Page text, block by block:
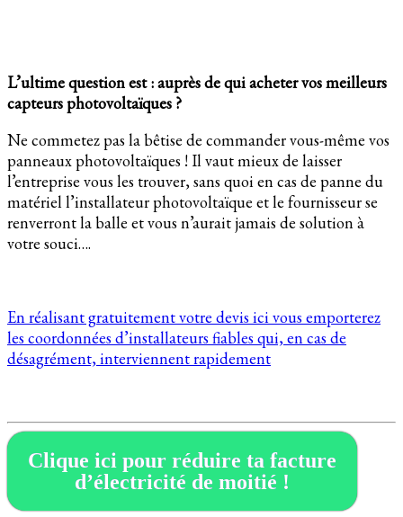
L’ultime question est : auprès de qui acheter vos meilleurs
capteurs photovoltaïques ?
Ne commetez pas la bêtise de commander vous-même vos
panneaux photovoltaïques ! Il vaut mieux de laisser
l’entreprise vous les trouver, sans quoi en cas de panne du
matériel l’installateur photovoltaïque et le fournisseur se
renverront la balle et vous n’aurait jamais de solution à
votre souci….
En réalisant gratuitement votre devis ici vous emporterez
les coordonnées d’installateurs fiables qui, en cas de
désagrément, interviennent rapidement
Clique ici pour réduire ta facture
d’électricité de moitié !